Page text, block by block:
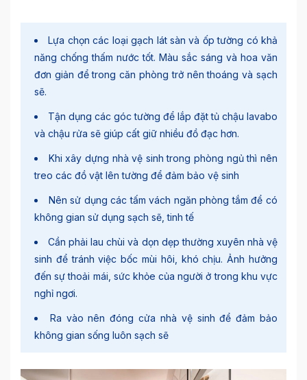
Lựa chọn các loại gạch lát sàn và ốp tường có khả
năng chống thấm nước tốt. Màu sắc sáng và hoa văn
đơn giản để trong căn phòng trở nên thoáng và sạch
sẽ.
Tận dụng các góc tường để lắp đặt tủ chậu lavabo
và chậu rửa sẽ giúp cất giữ nhiều đồ đạc hơn.
Khi xây dựng nhà vệ sinh trong phòng ngủ thì nên
treo các đồ vật lên tường để đảm bảo vệ sinh
Nên sử dụng các tấm vách ngăn phòng tắm để có
không gian sử dụng sạch sẽ, tinh tế
Cần phải lau chùi và dọn dẹp thường xuyên nhà vệ
sinh để tránh việc bốc mùi hôi, khó chịu. Ảnh hưởng
đến sự thoải mái, sức khỏe của người ở trong khu vực
nghỉ ngơi.
Ra vào nên đóng cửa nhà vệ sinh để đảm bảo
không gian sống luôn sạch sẽ